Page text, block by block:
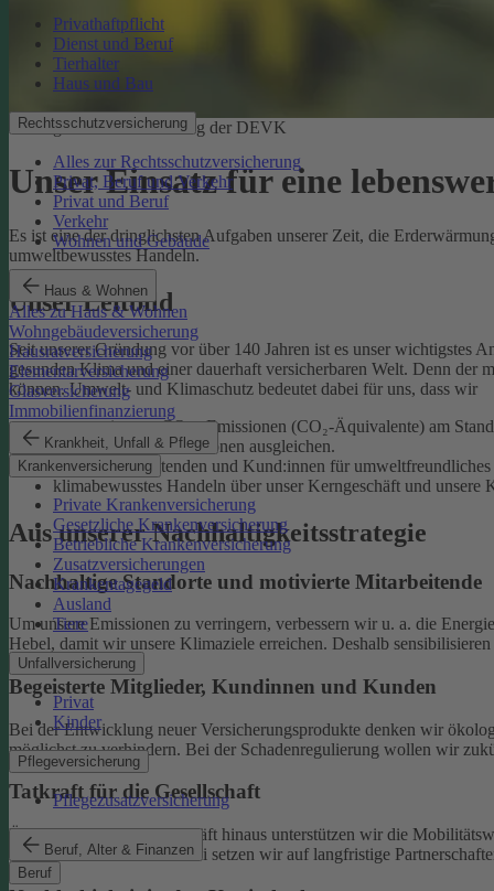
Privathaftpflicht
Dienst und Beruf
Tierhalter
Haus und Bau
Rechtsschutzversicherung
Alles zur Rechtsschutzversicherung
Privat, Beruf und Verkehr
Privat und Beruf
Verkehr
Wohnen und Gebäude
Haus & Wohnen
Alles zu Haus & Wohnen
Wohngebäudeversicherung
Hausratversicherung
Elementarversicherung
Glasversicherung
Immobilienfinanzierung
Krankheit, Unfall & Pflege
Krankenversicherung
Private Krankenversicherung
Gesetzliche Krankenversicherung
Betriebliche Krankenversicherung
Zusatzversicherungen
Krankentagegeld
Ausland
Tiere
Unfallversicherung
Privat
Kinder
Pflegeversicherung
Pflegezusatzversicherung
Beruf, Alter & Finanzen
Beruf
Ökologische Verantwortung der DEVK
Unser Einsatz für eine
Es ist eine der dringlichsten Aufgaben unserer Zeit, die
umweltbewusstes Handeln.
Unser Leitbild
Seit unserer Gründung vor über 140 Jahren ist es unser wichtigstes
gesunden Klima und einer dauerhaft versicherbaren Welt. Denn der
können.Umwelt- und Klimaschutz bedeutet dabei für uns, dass wir
unsere eigenen CO₂e-Emissionen (CO₂-Äquivalente) am
unvermeidliche Emissionen ausgleichen.
unsere Mitarbeitenden und Kund:innen für
klimabewusstes Handeln über unser Kerngeschäft und unsere
Aus unserer Nachhaltigkeitsstrategie
Nachhaltige Standorte und motivierte Mitarbeitende
Um unsere Emissionen zu verringern, verbessern wir u. a. die
Hebel, damit wir unsere Klimaziele erreichen. Deshalb
Begeisterte Mitglieder, Kundinnen und Kunden
Bei der Entwicklung neuer Versicherungsprodukte denken wir
möglichst zu verhindern. Bei der Schadenregulierung wollen wir
Tatkraft für die Gesellschaft
Über unser tägliches Geschäft hinaus unterstützen wir die
Klimaschutz widmen. Dabei setzen wir auf langfristige